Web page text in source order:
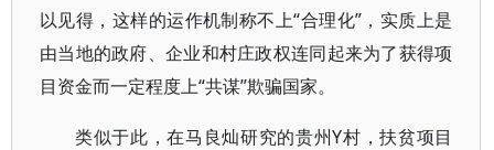
以见得，这样的运作机制称不上“合理化”，实质上是
由当地的政府、企业和村庄政权连同起来为了获得项
目资金而一定程度上“共谋”欺骗国家。
类似于此，在马良灿研究的贵州Y村，扶贫项目